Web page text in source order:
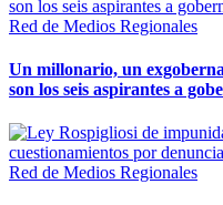
Red de Medios Regionales
Un millonario, un
son los seis aspirantes a
Red de Medios Regionales